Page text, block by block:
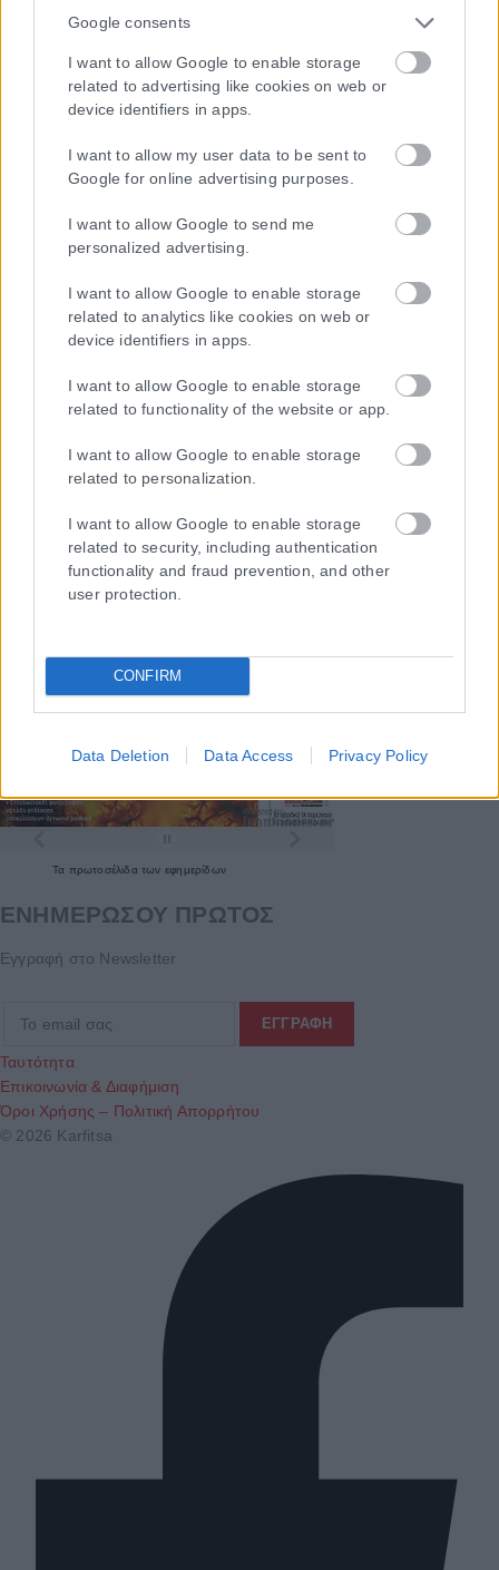
Google consents
I want to allow Google to enable storage
related to advertising like cookies on web or
device identifiers in apps.
I want to allow my user data to be sent to
Google for online advertising purposes.
I want to allow Google to send me
personalized advertising.
I want to allow Google to enable storage
related to analytics like cookies on web or
device identifiers in apps.
I want to allow Google to enable storage
related to functionality of the website or app.
I want to allow Google to enable storage
related to personalization.
I want to allow Google to enable storage
related to security, including authentication
functionality and fraud prevention, and other
user protection.
CONFIRM
Data Deletion Data Access Privacy Policy
επέκταση η ιστοσελίδα που κατέχει αυτή “www.karfitsa.gr”
συμμορφώνονται με τη Σύσταση (ΕΕ) 2018/334 της Επιτροπής της
αντιμετώπιση του παράνομου περιεχομένου στο διαδίκτυο (L 63).
Μοναδικός αριθμός Μ.Η.Τ. 262048
ΤΑ ΠΡΩΤΟΣΕΛΙΔΑ ΣΗΜΕΡΑ
Τα πρωτοσέλιδατων εφημερίδων
ΕΝΗΜΕΡΩΣΟΥ ΠΡΩΤΟΣ
Εγγραφή στο Newsletter
Ταυτότητα
Επικοινωνία & Διαφήμιση
Όροι Χρήσης – Πολιτική Απορρήτου
© 2026 Karfitsa